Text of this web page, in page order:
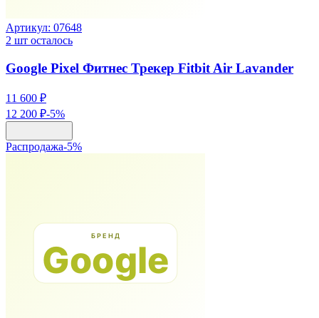
Артикул: 07648
2 шт осталось
Google Pixel Фитнес Трекер Fitbit Air Lavander
11 600 ₽
12 200 ₽-5%
Распродажа-5%